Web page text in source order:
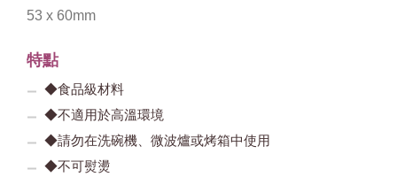
53 x 60mm
特點
◆食品級材料
◆不適用於高溫環境
◆請勿在洗碗機、微波爐或烤箱中使用
◆不可熨燙